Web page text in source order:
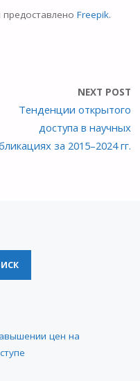
Freepik.
NEXT POST
Тенденции открытого
доступа в научных
за 2015–2024 гг.
цен на